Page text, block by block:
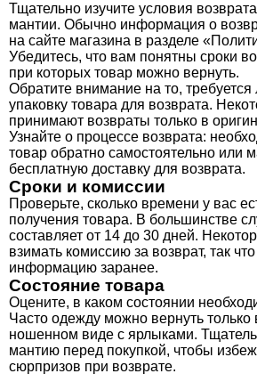
Тщательно изучите условия
мантии. Обычно информация о
на сайте магазина в разделе
Убедитесь, что вам понятны сроки
при которых товар можно вернуть.
Обратите внимание на то,
упаковку товара для возврата.
принимают возвраты только в
Узнайте о процессе возврата:
товар обратно самостоятельно или
бесплатную доставку для возврата.
Сроки и комиссии
Проверьте, сколько времени у вас
получения товара. В большинстве
составляет от 14 до 30 дней.
взимать комиссию за возврат, так
информацию заранее.
Состояние товара
Оцените, в каком состоянии
Часто одежду можно вернуть только
ношенном виде с ярлыками.
мантию перед покупкой, чтобы
сюрпризов при возврате.